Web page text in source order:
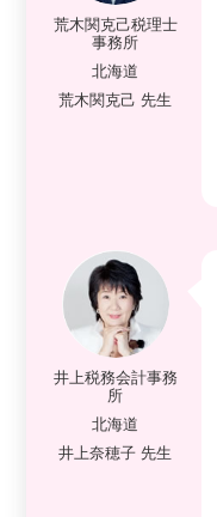
荒木関克己税理士
事務所
北海道
荒木関克己 先生
井上税務会計事務
所
北海道
井上奈穂子 先生